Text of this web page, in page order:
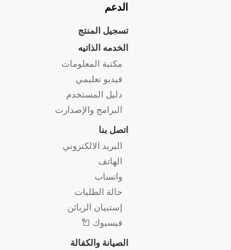
الدعم
تسجيل المنتج
الخدمه الذاتيه
مكتبة المعلومات
فيديو تعليمي
دليل المستخدم
البرامج والإصدارت
اتصل بنا
البريد الالكتروني
الهاتف
واتساب
حالة الطلبات
إستبيان الزبائن
فيسبوك
الصيانة والكفالة